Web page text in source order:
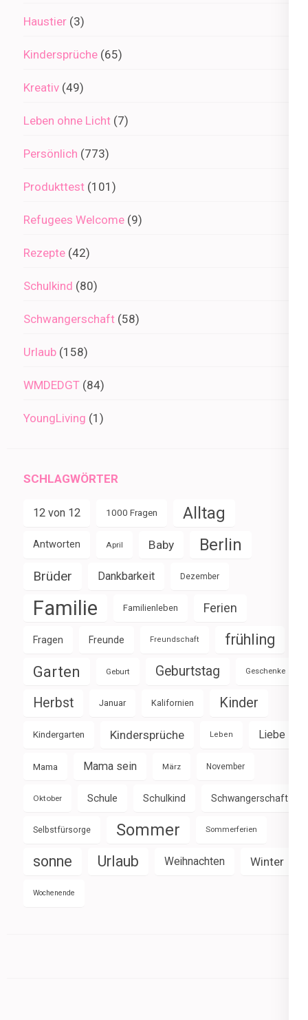
Haustier (3)
Kindersprüche (65)
Kreativ (49)
Leben ohne Licht (7)
Persönlich (773)
Produkttest (101)
Refugees Welcome (9)
Rezepte (42)
Schulkind (80)
Schwangerschaft (58)
Urlaub (158)
WMDEDGT (84)
YoungLiving (1)
SCHLAGWÖRTER
12 von 12 1000 Fragen Alltag
Antworten April Baby Berlin
Brüder Dankbarkeit Dezember
Familie Familienleben Ferien
Fragen Freunde Freundschaft frühling
Garten Geburt Geburtstag Geschenke
Herbst Januar Kalifornien Kinder
Kindergarten Kindersprüche Leben Liebe
Mama Mama sein März November
Oktober Schule Schulkind Schwangerschaft
Selbstfürsorge Sommer Sommerferien
sonne Urlaub Weihnachten Winter
Wochenende